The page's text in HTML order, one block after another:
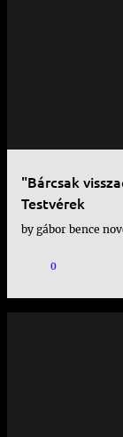
"Bárcsak
Testvérek
by gábor bence
0